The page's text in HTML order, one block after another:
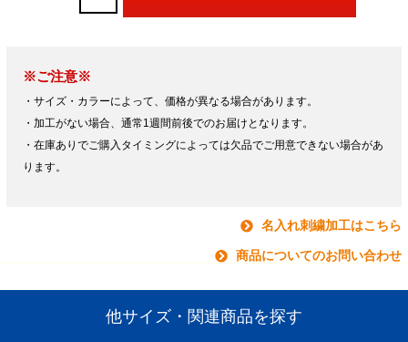
※ご注意※
・サイズ・カラーによって、価格が異なる場合があります。
・加工がない場合、通常1週間前後でのお届けとなります。
・在庫ありでご購入タイミングによっては欠品でご用意できない場合があ
ります。
名入れ刺繍加工はこちら
商品についてのお問い合わせ
他サイズ・関連商品を探す